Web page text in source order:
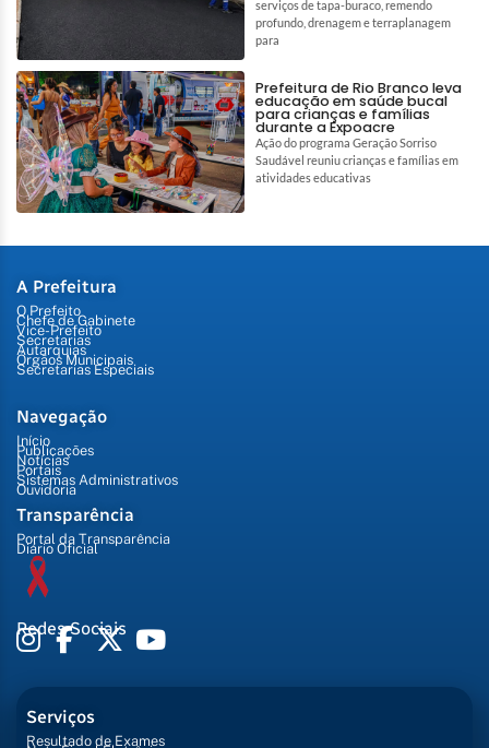
serviços de tapa-buraco, remendo
profundo, drenagem e terraplanagem
para
Prefeitura de Rio Branco leva
educação em saúde bucal
para crianças e famílias
durante a Expoacre
Ação do programa Geração Sorriso
Saudável reuniu crianças e famílias em
atividades educativas
A Prefeitura
O Prefeito
Chefe de Gabinete
Vice-Prefeito
Secretarias
Autarquias
Órgãos Municipais
Secretarias Especiais
Navegação
Início
Publicações
Notícias
Portais
Sistemas Administrativos
Ouvidoria
Transparência
Portal da Transparência
Diário Oficial
Redes Sociais
Serviços
Resultado de Exames